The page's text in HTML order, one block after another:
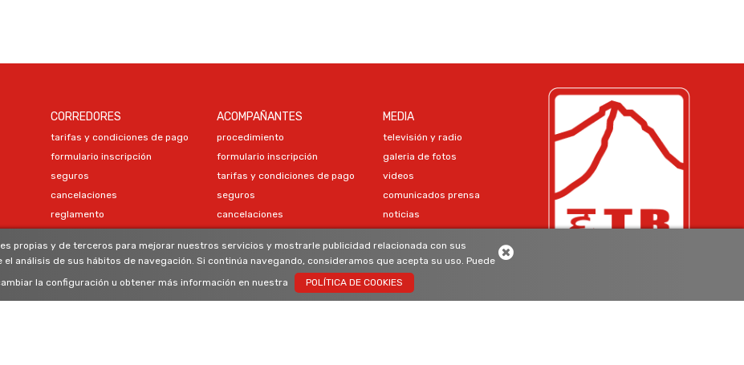
propias y de terceros para mejorar nuestros servicios y mostrarle publicidad relacionada con sus
análisis de sus hábitos de navegación. Si continúa navegando, consideramos que acepta su uso. Puede
la configuración u obtener más información en nuestra
POLÍTICA DE COOKIES
CORREDORES
tarifas y condiciones de pago
formulario inscripción
seguros
cancelaciones
reglamento
material obligatorio
clasificaciones
ACOMPAÑANTES
procedimiento
formulario inscripción
tarifas y condiciones de pago
seguros
cancelaciones
MEDIA
televisión y radio
galeria de fotos
videos
comunicados prensa
noticias
CONTACTO INSCRÍBETE